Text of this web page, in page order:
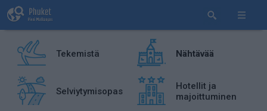
Tekemistä Nähtävää
Selviytymisopas
Hotellit ja
majoittuminen